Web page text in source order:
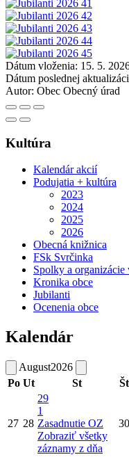
Dátum vloženia: 15. 5.
Dátum poslednej
Autor: Obec Obecný úrad
Kultúra
Kalendár akcií
Podujatia + kultúra
2023
2024
2025
2026
Obecná knižnica
FSk Svrčinka
Spolky a organizácie
Kronika obce
Jubilanti
Ocenenia obce
Kalendár
August2026
Po Ut St Št
27 28
29
1
Zasadnutie OZ
Zobraziť všetky
záznamy z dňa
30